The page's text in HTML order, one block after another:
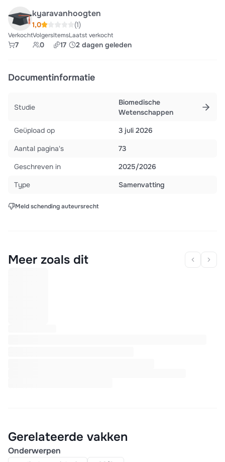
kyaravanhoogten
1,0 (1)
Verkocht
7
Volgers
0
Items
17
Laatst verkocht
2 dagen geleden
Documentinformatie
Studie
Biomedische
Wetenschappen
Geüpload op
3 juli 2026
Aantal pagina's
73
Geschreven in
2025/2026
Type
Samenvatting
Meld schending auteursrecht
Meer zoals dit
Gerelateerde vakken
Onderwerpen